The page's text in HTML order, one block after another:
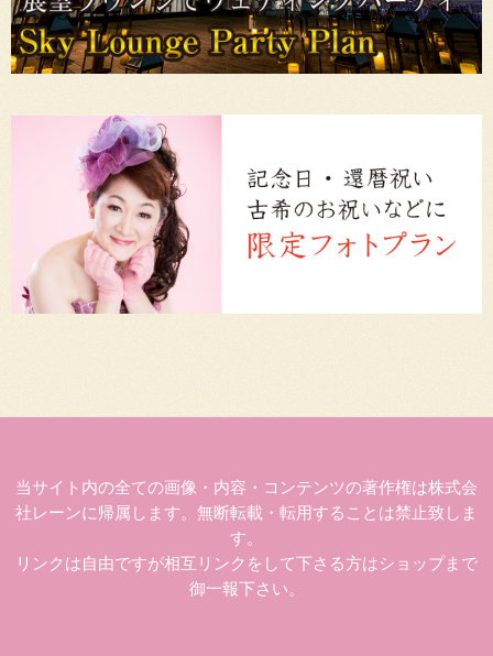
当サイト内の全ての画像・内容・コンテンツの著作権は株式会
社レーンに帰属します。無断転載・転用することは禁止致しま
す。
リンクは自由ですが相互リンクをして下さる方はショップまで
御一報下さい。